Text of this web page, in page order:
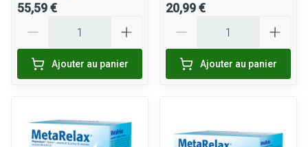
55,59 €
Ajouter au panier
20,99 €
Ajouter au panier